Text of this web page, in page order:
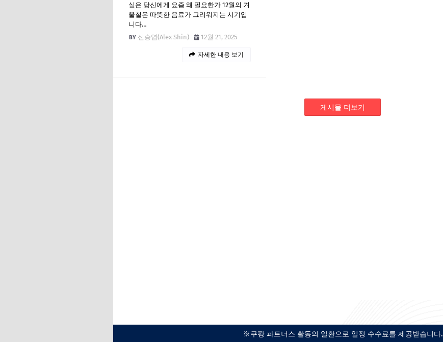
싶은 당신에게 요즘 왜 필요한가 12월의 겨
울철은 따뜻한 음료가 그리워지는 시기입
니다…
신승엽(Alex Shin)
12월 21, 2025
자세한 내용 보기
게시물 더보기
※쿠팡 파트너스 활동의 일환으로 일정 수수료를 제공받습니다.